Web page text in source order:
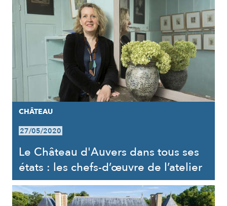
CHÂTEAU
27/05/2020
Le Château d'Auvers dans tous ses
états : les chefs-d’œuvre de l’atelier